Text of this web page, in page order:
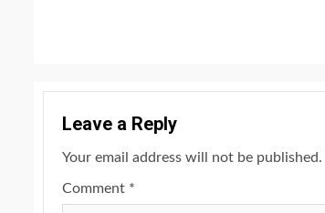
Leave a Reply
Your email address will not be published.
Comment *